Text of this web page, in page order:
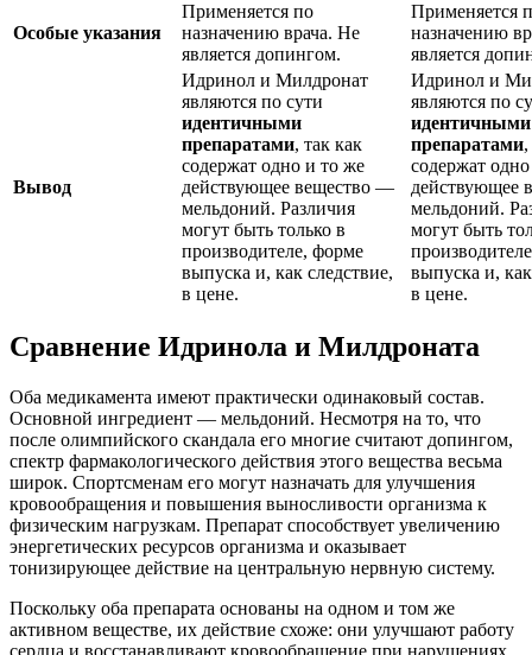
Особые указания
Применяется по
назначению врача. Не
является допингом.
Применяется
назначению
является
Вывод
Идринол и Милдронат
являются по сути
идентичными
препаратами, так как
содержат одно и то же
действующее вещество —
мельдоний. Различия
могут быть только в
производителе, форме
выпуска и, как следствие,
в цене.
Идринол и
являются по
идентичными
препаратами
содержат
действующее
мельдоний.
могут быть
выпуска и,
в цене.
Сравнение Идринола и Милдроната
Оба медикамента имеют практически одинаковый состав.
Основной ингредиент — мельдоний. Несмотря на то, что
после олимпийского скандала его многие считают допингом,
спектр фармакологического действия этого вещества весьма
широк. Спортсменам его могут назначать для улучшения
кровообращения и повышения выносливости организма к
физическим нагрузкам. Препарат способствует увеличению
энергетических ресурсов организма и оказывает
тонизирующее действие на центральную нервную систему.
Поскольку оба препарата основаны на одном и том же
активном веществе, их действие схоже: они улучшают работу